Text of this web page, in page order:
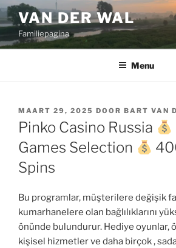
Ga
naar
inhoud
VAN DER WAL
Familiepagina
Menu
GEPLAATST
OP
MAART 29, 2025 DOOR BART VAN
Pinko Casino Russia
Games Selection
Spins
Bu programlar, müşterilere değişik
kumarhanelere olan bağlılıklarını
önünde bulundurur. Hediye oyunlar,
kişisel hizmetler ve daha birçok ,